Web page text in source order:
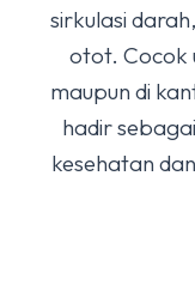
sirkulasi
otot. Cocok
maupun di
hadir
kesehatan